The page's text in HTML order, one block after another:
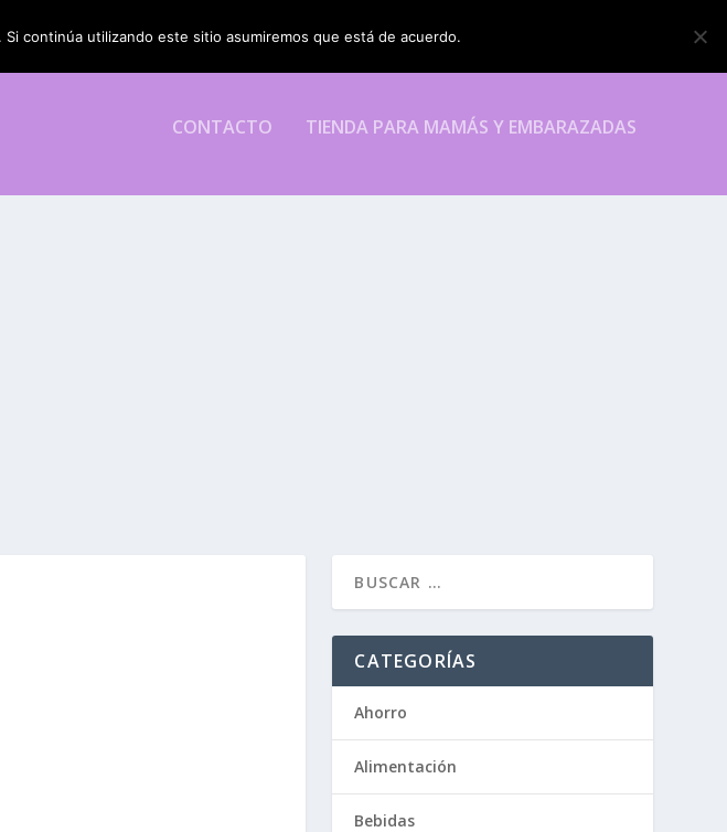
CONTACTO TIENDA PARA MAMÁS Y EMBARAZADAS
CATEGORÍAS
Ahorro
Alimentación
Bebidas
continúa utilizando este sitio asumiremos que está de acuerdo.